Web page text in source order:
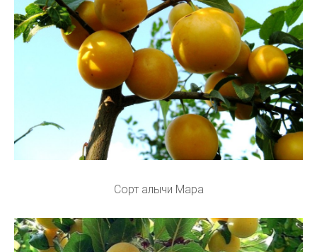
Сорт алычи Мара